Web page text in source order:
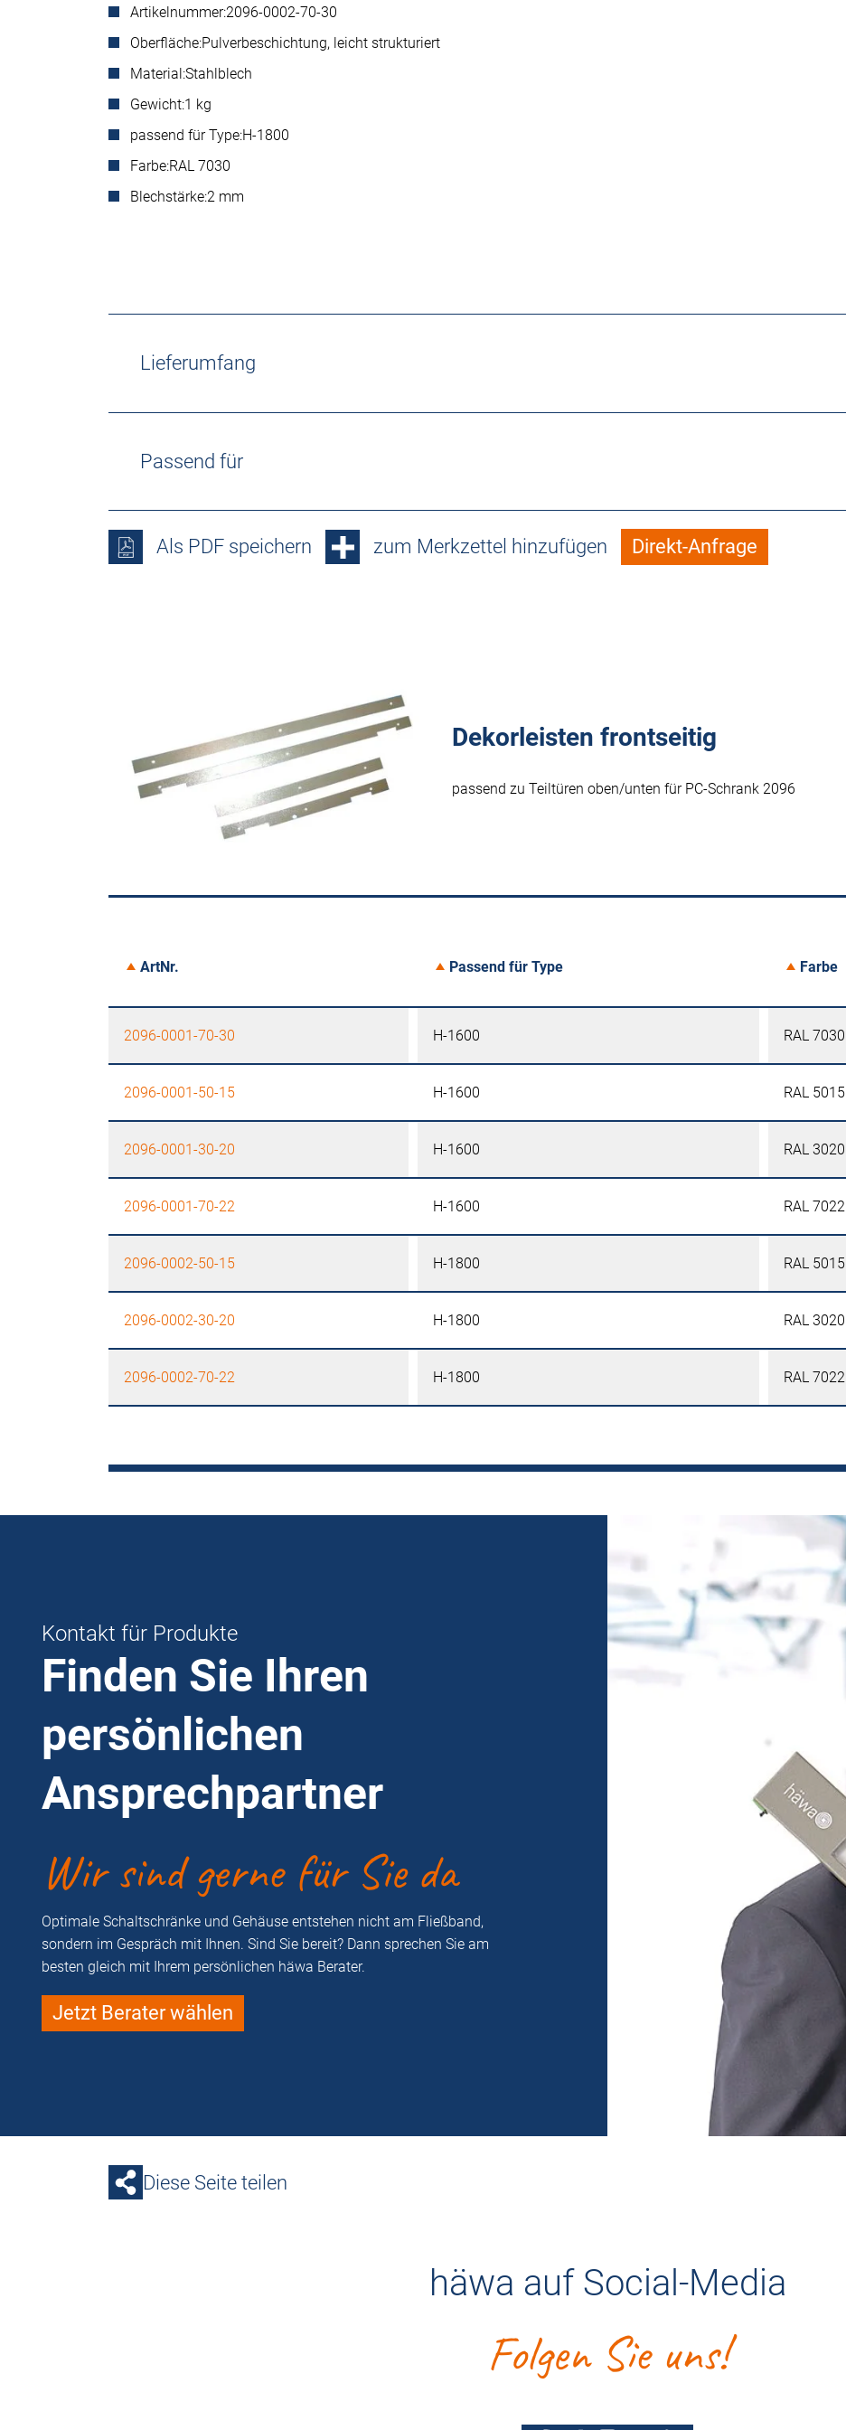
Artikelnummer:2096-0002-70-30
Oberfläche:Pulverbeschichtung, leicht strukturiert
Material:Stahlblech
Gewicht:1 kg
passend für Type:H-1800
Farbe:RAL 7030
Blechstärke:2 mm
Lieferumfang
Passend für
Als PDF speichern zum Merkzettel hinzufügen Direkt-Anfrage
Dekorleisten frontseitig
passend zu Teiltüren oben/unten für PC-Schrank 2096
ArtNr. Passend für Type Farbe
2096-0001-70-30 H-1600 RAL 7030
2096-0001-50-15 H-1600 RAL 5015
2096-0001-30-20 H-1600 RAL 3020
2096-0001-70-22 H-1600 RAL 7022
2096-0002-50-15 H-1800 RAL 5015
2096-0002-30-20 H-1800 RAL 3020
2096-0002-70-22 H-1800 RAL 7022
Kontakt für Produkte
Finden Sie Ihren
persönlichen
Ansprechpartner
Wir sind gerne für Sie da
Optimale Schaltschränke und Gehäuse entstehen nicht am Fließband,
sondern im Gespräch mit Ihnen. Sind Sie bereit? Dann sprechen Sie am
besten gleich mit Ihrem persönlichen häwa Berater.
Jetzt Berater wählen
Diese Seite teilen
häwa auf Social-Media
Folgen Sie uns!